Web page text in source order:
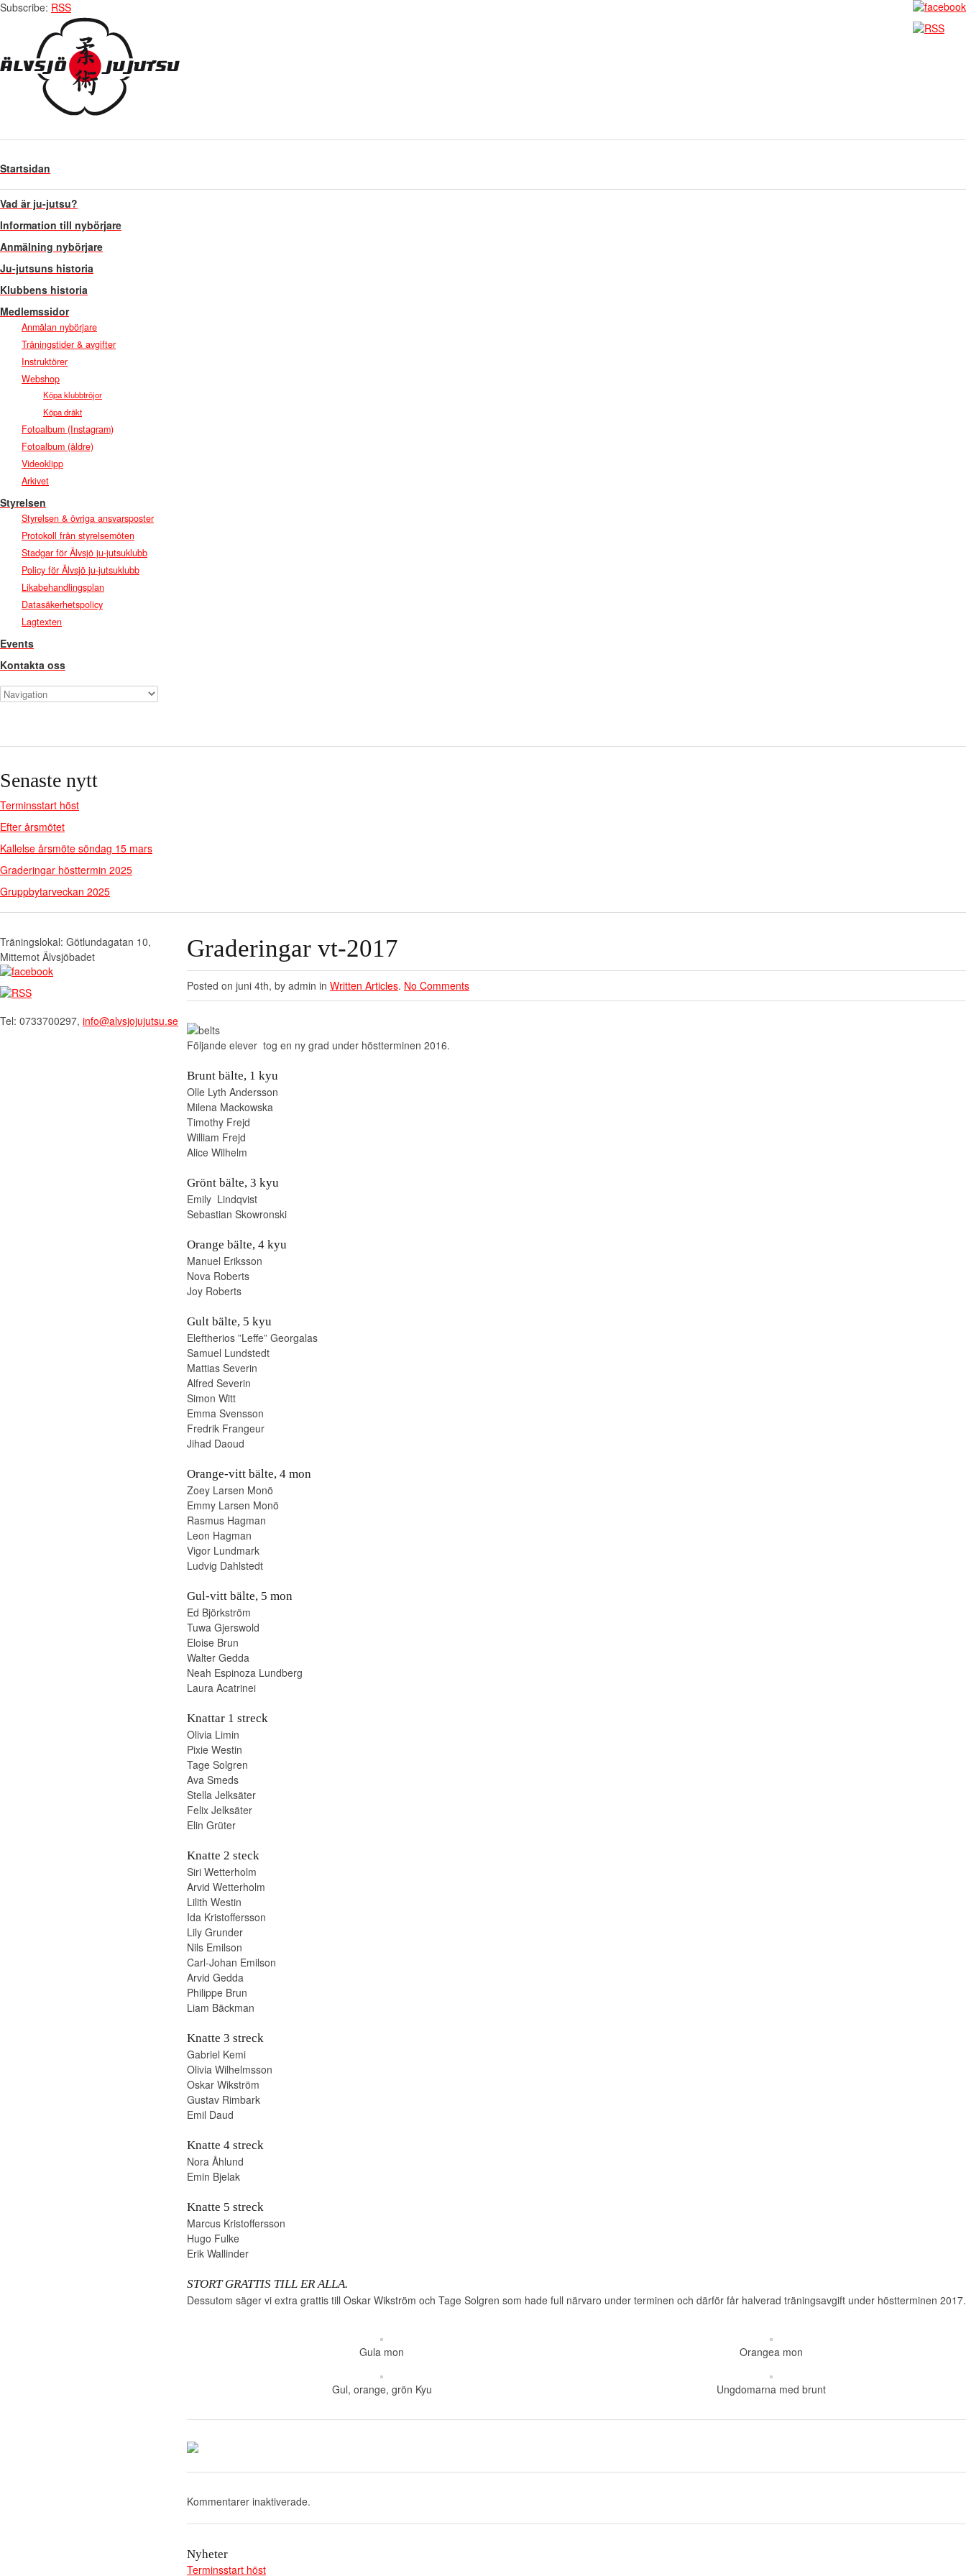
Subscribe: RSS
Startsidan
Vad är ju-jutsu?
Information till nybörjare
Anmälning nybörjare
Ju-jutsuns historia
Klubbens historia
Medlemssidor
Anmälan nybörjare
Träningstider & avgifter
Instruktörer
Webshop
Köpa klubbtröjor
Köpa dräkt
Fotoalbum (Instagram)
Fotoalbum (äldre)
Videoklipp
Arkivet
Styrelsen
Styrelsen & övriga ansvarsposter
Protokoll från styrelsemöten
Stadgar för Älvsjö ju-jutsuklubb
Policy för Älvsjö ju-jutsuklubb
Likabehandlingsplan
Datasäkerhetspolicy
Lagtexten
Events
Kontakta oss
Senaste nytt
Terminsstart höst
Efter årsmötet
Kallelse årsmöte söndag 15 mars
Graderingar hösttermin 2025
Gruppbytarveckan 2025
Graderingar vt-2017
Posted on juni 4th, by admin in Written Articles. No Comments
Följande elever tog en ny grad under höstterminen 2016.
Brunt bälte, 1 kyu
Olle Lyth Andersson
Milena Mackowska
Timothy Frejd
William Frejd
Alice Wilhelm
Grönt bälte, 3 kyu
Emily Lindqvist
Sebastian Skowronski
Orange bälte, 4 kyu
Manuel Eriksson
Nova Roberts
Joy Roberts
Gult bälte, 5 kyu
Eleftherios ”Leffe” Georgalas
Samuel Lundstedt
Mattias Severin
Alfred Severin
Simon Witt
Emma Svensson
Fredrik Frangeur
Jihad Daoud
Orange-vitt bälte, 4 mon
Zoey Larsen Monö
Emmy Larsen Monö
Rasmus Hagman
Leon Hagman
Vigor Lundmark
Ludvig Dahlstedt
Gul-vitt bälte, 5 mon
Ed Björkström
Tuwa Gjerswold
Eloise Brun
Walter Gedda
Neah Espinoza Lundberg
Laura Acatrinei
Knattar 1 streck
Olivia Limin
Pixie Westin
Tage Solgren
Ava Smeds
Stella Jelksäter
Felix Jelksäter
Elin Grüter
Knatte 2 steck
Siri Wetterholm
Arvid Wetterholm
Lilith Westin
Ida Kristoffersson
Lily Grunder
Nils Emilson
Carl-Johan Emilson
Arvid Gedda
Philippe Brun
Liam Bäckman
Knatte 3 streck
Gabriel Kemi
Olivia Wilhelmsson
Oskar Wikström
Gustav Rimbark
Emil Daud
Knatte 4 streck
Nora Åhlund
Emin Bjelak
Knatte 5 streck
Marcus Kristoffersson
Hugo Fulke
Erik Wallinder
STORT GRATTIS TILL ER ALLA.
Dessutom säger vi extra grattis till Oskar Wikström och Tage Solgren som hade full närvaro under terminen och därför får halverad träningsavgift under höstterminen 2017.
Gula mon Orangea mon
Gul, orange, grön Kyu Ungdomarna med brunt
Kommentarer inaktiverade.
Nyheter
Terminsstart höst
Träningslokal: Götlundagatan 10,
Mittemot Älvsjöbadet
Tel: 0733700297, info@alvsjojujutsu.se